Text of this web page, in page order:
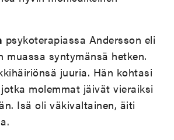
psykoterapiassa Andersson eli
muassa syntymänsä hetken.
juuria. Hän kohtasi
molemmat jäivät vieraiksi
Isä oli väkivaltainen, äiti